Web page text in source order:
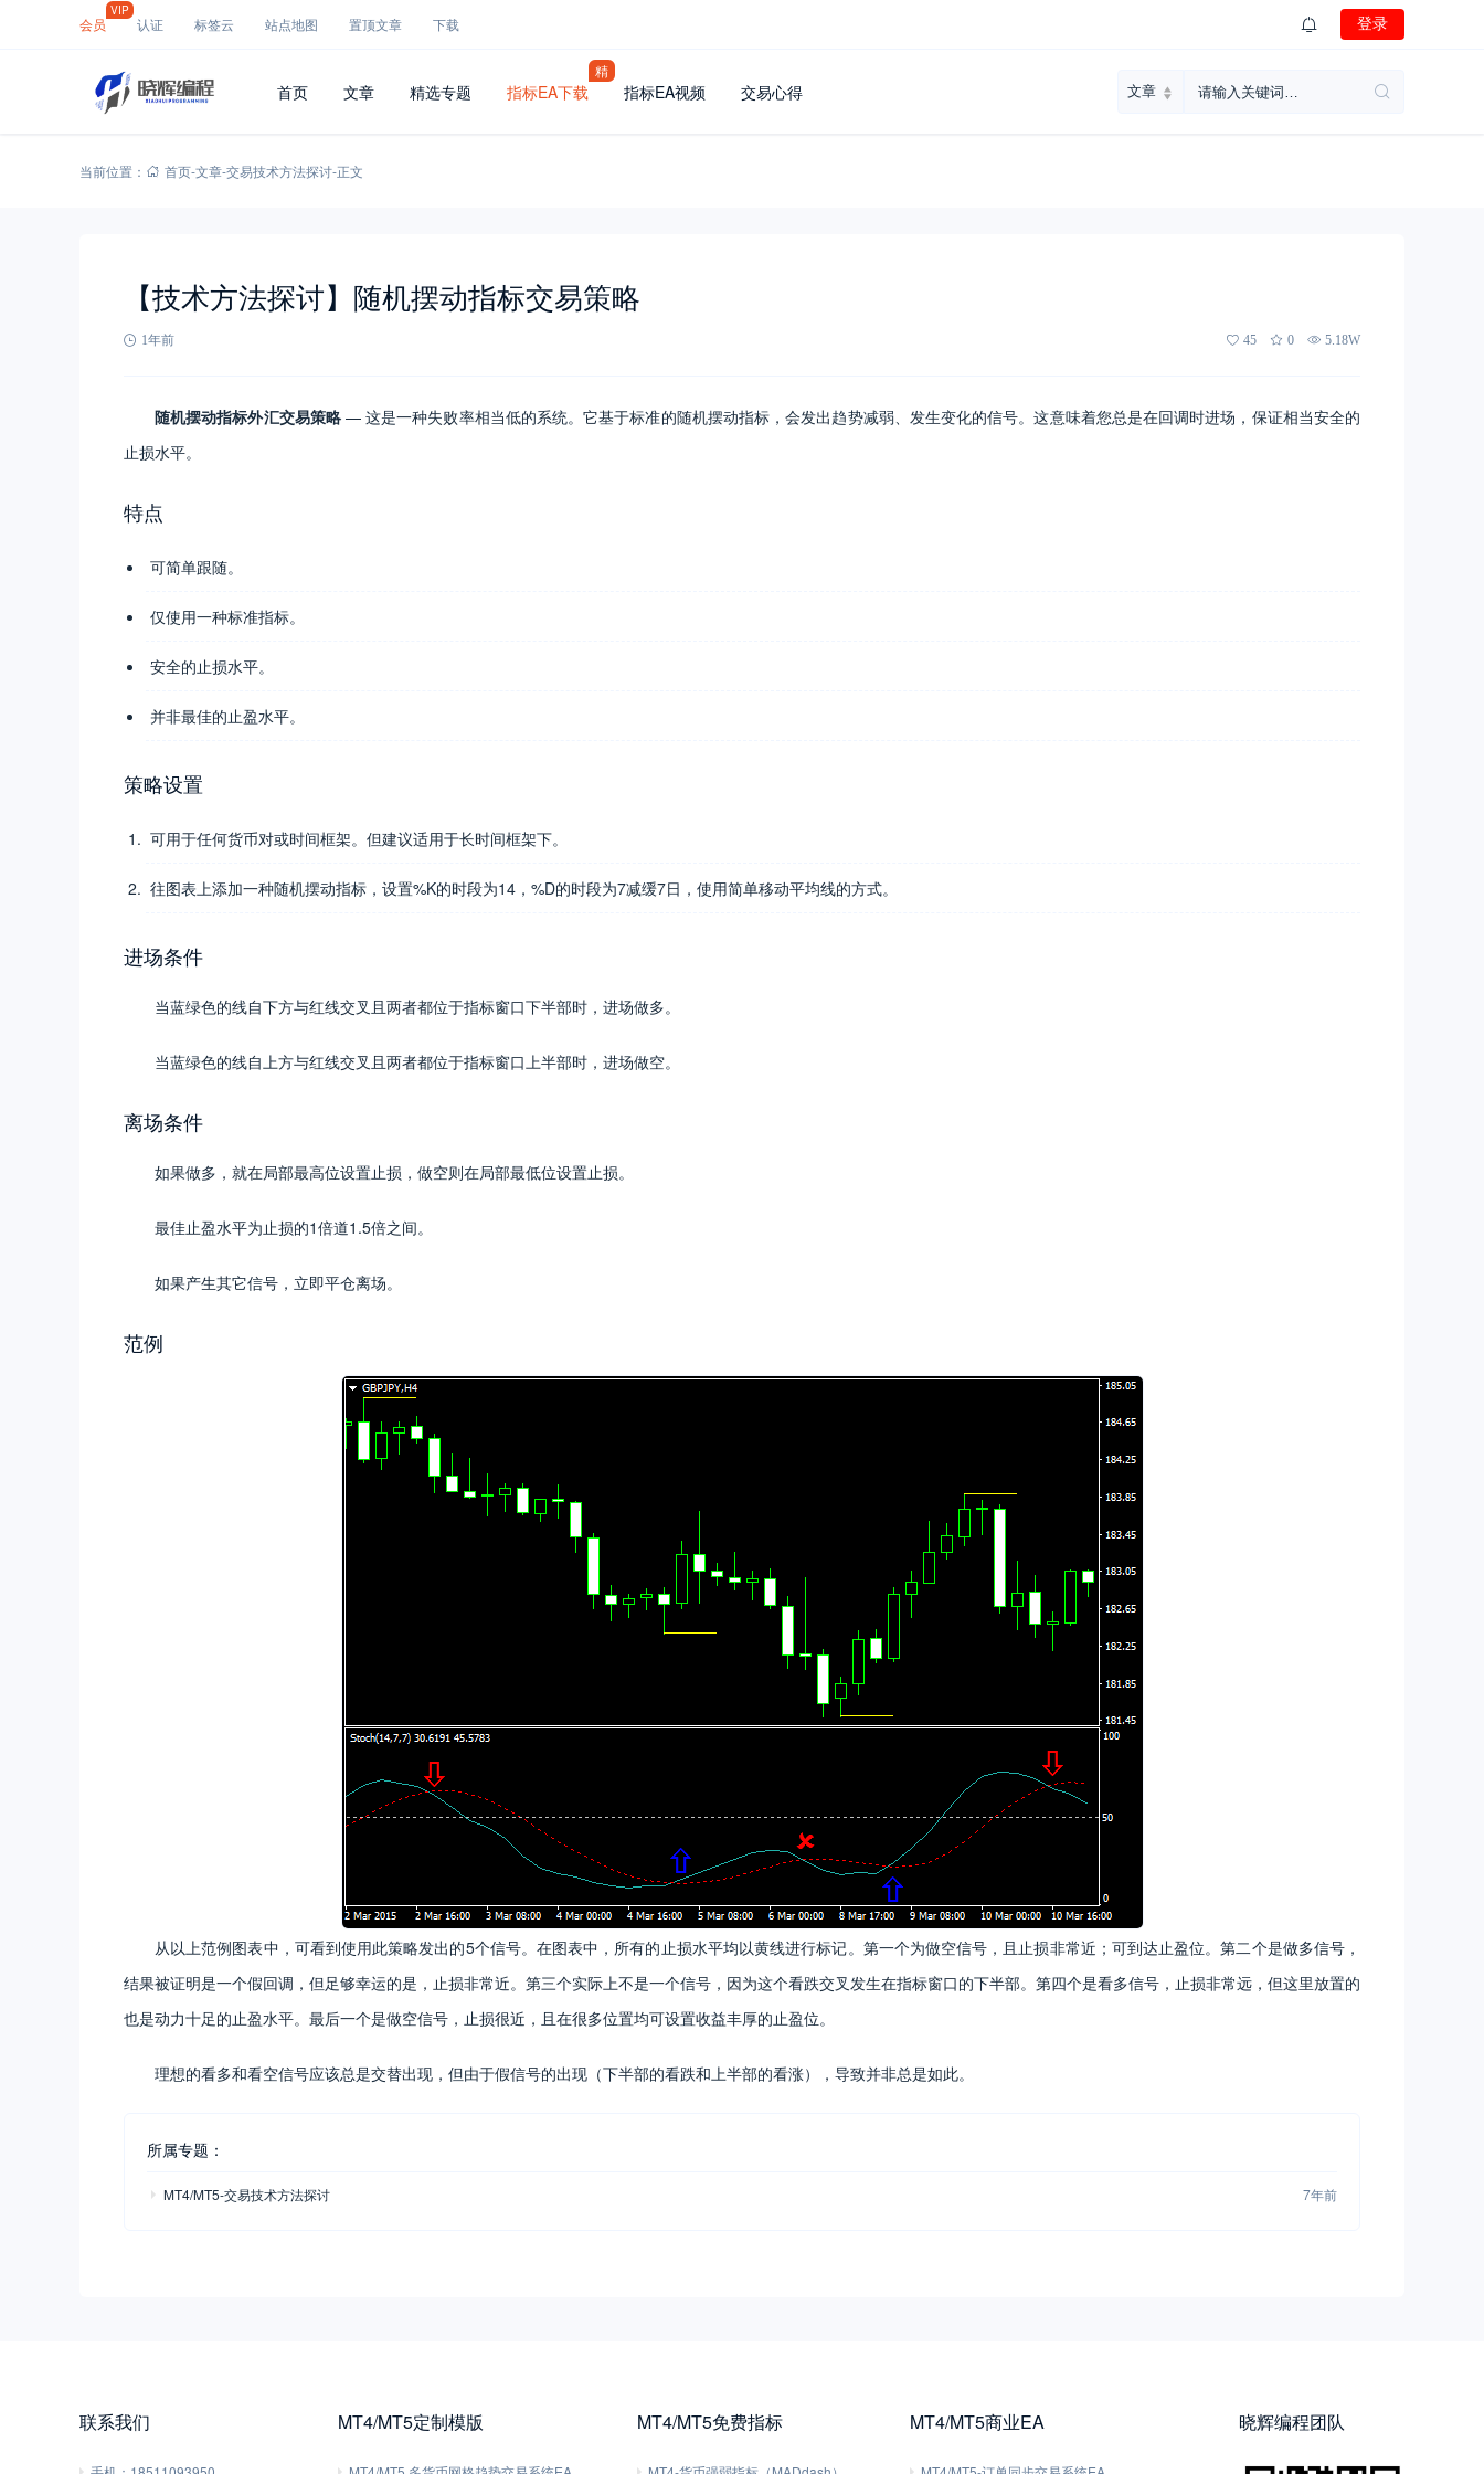
会员
VIP
认证 标签云 站点地图 置顶文章 下载 登录
首页 文章 精选专题 指标EA下载
精
指标EA视频 交易心得
当前位置： 首页-文章-交易技术方法探讨-正文
【技术方法探讨】随机摆动指标交易策略
1年前 45 0 5.18W
随机摆动指标外汇交易策略— 这是一种失败率相当低的系统。它基于标准的随机摆动指标，会发出趋势减弱、发生变化的信号。这意味着您总是在回调时进场，保证相当安全的
止损水平。
特点
可简单跟随。
仅使用一种标准指标。
安全的止损水平。
并非最佳的止盈水平。
策略设置
可用于任何货币对或时间框架。但建议适用于长时间框架下。
往图表上添加一种随机摆动指标，设置%K的时段为14，%D的时段为7减缓7日，使用简单移动平均线的方式。
进场条件
当蓝绿色的线自下方与红线交叉且两者都位于指标窗口下半部时，进场做多。
当蓝绿色的线自上方与红线交叉且两者都位于指标窗口上半部时，进场做空。
离场条件
如果做多，就在局部最高位设置止损，做空则在局部最低位设置止损。
最佳止盈水平为止损的1倍道1.5倍之间。
如果产生其它信号，立即平仓离场。
范例
从以上范例图表中，可看到使用此策略发出的5个信号。在图表中，所有的止损水平均以黄线进行标记。第一个为做空信号，且止损非常近；可到达止盈位。第二个是做多信号，
结果被证明是一个假回调，但足够幸运的是，止损非常近。第三个实际上不是一个信号，因为这个看跌交叉发生在指标窗口的下半部。第四个是看多信号，止损非常远，但这里放置的
也是动力十足的止盈水平。最后一个是做空信号，止损很近，且在很多位置均可设置收益丰厚的止盈位。
理想的看多和看空信号应该总是交替出现，但由于假信号的出现（下半部的看跌和上半部的看涨），导致并非总是如此。
所属专题：
MT4/MT5-交易技术方法探讨 7年前
联系我们 MT4/MT5定制模版 MT4/MT5免费指标 MT4/MT5商业EA 晓辉编程团队